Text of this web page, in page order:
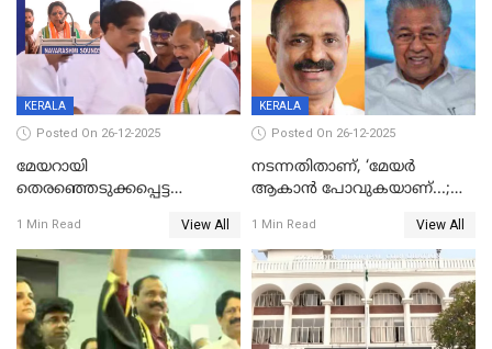
KERALA
Posted On 26-12-2025
മേയറായി
തെരഞ്ഞെടുക്കപ്പെട്ട
ആദ്യ വോട്ട് അസാധു; കണ്ണൂർ
ഡെപ്യൂട്ടി മേയർ സ്ഥാനത്ത്
താഹിറിന് വിജയം
1 Min Read View All
KERALA
Posted On 26-12-2025
നടന്നതിതാണ്, ‘മേയർ
ആകാൻ പോവുകയാണ്...;
മുഖ്യമന്ത്രിയുടെ ഓഫീസ്
തന്നെ വിശദീകരിയ്ക്കുന്നു;
സത്യമിതാണ്
1 Min Read View All